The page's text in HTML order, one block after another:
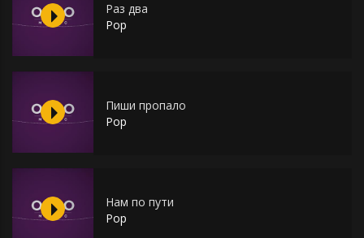
Раз два
Pop
Пиши пропало
Pop
Нам по пути
Pop